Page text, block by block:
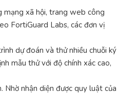
mạng xã hội, trang web công
FortiGuard Labs, các đơn vị
dự đoán và thử nhiều chuỗi ký
mẫu thử với độ chính xác cao,
nhận diện được quy luật của